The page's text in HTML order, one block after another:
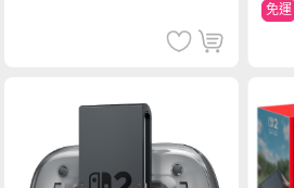
免運